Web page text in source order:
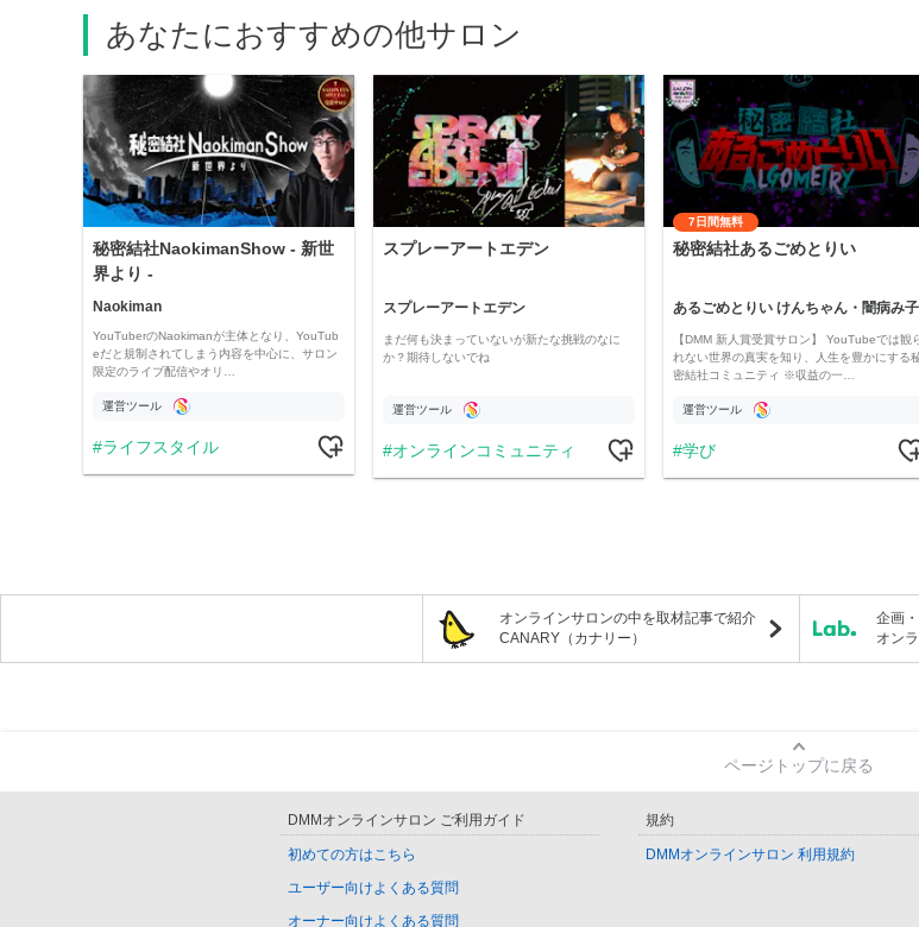
あなたにおすすめの他サロン
秘密結社NaokimanShow - 新世
界より -
Naokiman
YouTuberのNaokimanが主体となり、YouTub
eだと規制されてしまう内容を中心に、サロン
限定のライブ配信やオリ…
運営ツール
ライフスタイル
スプレーアートエデン
スプレーアートエデン
まだ何も決まっていないが新たな挑戦のなに
か？期待しないでね
運営ツール
オンラインコミュニティ
7日間無料
秘密結社あるごめとりい
あるごめとりい けんちゃん・闇病み子
【DMM 新人賞受賞サロン】 YouTubeでは観
れない世界の真実を知り、人生を豊かにする
密結社コミュニティ ※収益の一…
運営ツール
学び
オンラインサロンの中を取材記事で紹介
CANARY（カナリー）
企画
オン
ページトップに戻る
DMMオンラインサロン ご利用ガイド
初めての方はこちら
ユーザー向けよくある質問
オーナー向けよくある質問
規約
DMMオンラインサロン 利用規約